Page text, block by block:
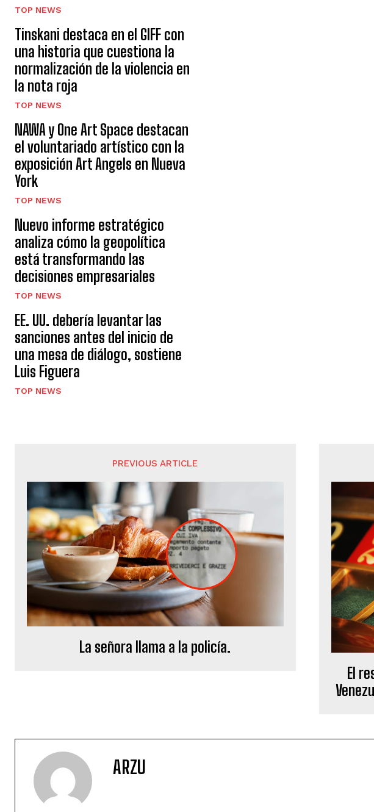
TOP NEWS
Tinskani destaca en el GIFF con
una historia que cuestiona la
normalización de la violencia en
la nota roja
TOP NEWS
NAWA y One Art Space destacan
el voluntariado artístico con la
exposición Art Angels en Nueva
York
TOP NEWS
Nuevo informe estratégico
analiza cómo la geopolítica
está transformando las
decisiones empresariales
TOP NEWS
EE. UU. debería levantar las
sanciones antes del inicio de
una mesa de diálogo, sostiene
Luis Figuera
TOP NEWS
PREVIOUS ARTICLE
La señora llama a la policía.
El
ARZU